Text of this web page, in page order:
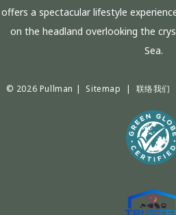
offers a spectacular lifestyle
on the headland overlooking the
Sea.
© 2026 Pullman | Sitemap | 联络我们